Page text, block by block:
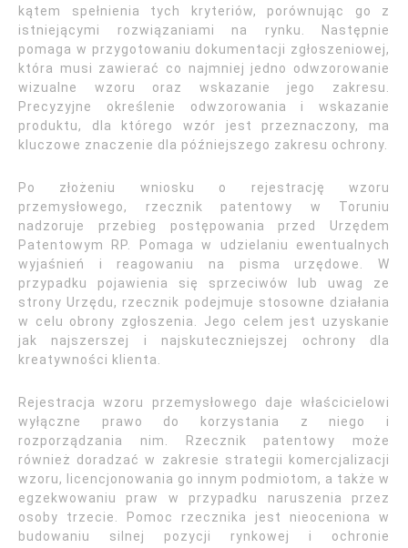
kątem spełnienia tych kryteriów, porównując go z
istniejącymi rozwiązaniami na rynku. Następnie
pomaga w przygotowaniu dokumentacji zgłoszeniowej,
która musi zawierać co najmniej jedno odwzorowanie
wizualne wzoru oraz wskazanie jego zakresu.
Precyzyjne określenie odwzorowania i wskazanie
produktu, dla którego wzór jest przeznaczony, ma
kluczowe znaczenie dla późniejszego zakresu ochrony.
Po złożeniu wniosku o rejestrację wzoru
przemysłowego, rzecznik patentowy w Toruniu
nadzoruje przebieg postępowania przed Urzędem
Patentowym RP. Pomaga w udzielaniu ewentualnych
wyjaśnień i reagowaniu na pisma urzędowe. W
przypadku pojawienia się sprzeciwów lub uwag ze
strony Urzędu, rzecznik podejmuje stosowne działania
w celu obrony zgłoszenia. Jego celem jest uzyskanie
jak najszerszej i najskuteczniejszej ochrony dla
kreatywności klienta.
Rejestracja wzoru przemysłowego daje właścicielowi
wyłączne prawo do korzystania z niego i
rozporządzania nim. Rzecznik patentowy może
również doradzać w zakresie strategii komercjalizacji
wzoru, licencjonowania go innym podmiotom, a także w
egzekwowaniu praw w przypadku naruszenia przez
osoby trzecie. Pomoc rzecznika jest nieoceniona w
budowaniu silnej pozycji rynkowej i ochronie